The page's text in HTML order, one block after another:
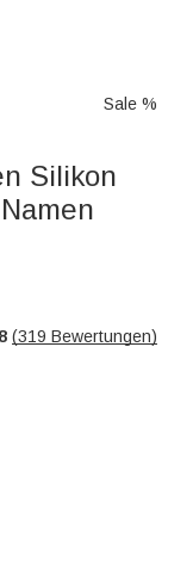
Sale %
Silikon
(319 Bewertungen)